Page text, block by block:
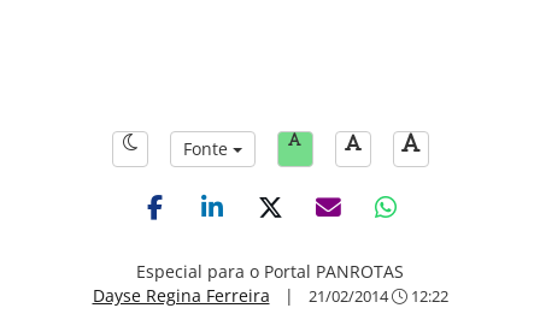
Fonte
Especial para o Portal PANROTAS
Dayse Regina Ferreira | 21/02/2014 12:22